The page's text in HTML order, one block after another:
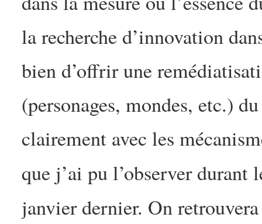
la recherche d’innovation
bien d’offrir une
(personages, mondes, etc.)
clairement avec les
que j’ai pu l’observer durant
janvier dernier. On